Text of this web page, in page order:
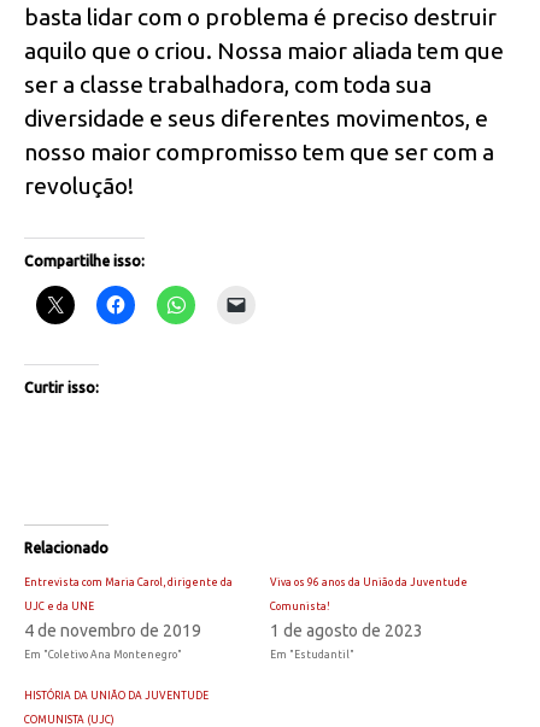
basta lidar com o problema é preciso destruir
aquilo que o criou. Nossa maior aliada tem que
ser a classe trabalhadora, com toda sua
diversidade e seus diferentes movimentos, e
nosso maior compromisso tem que ser com a
revolução!
Compartilhe isso:
Curtir isso:
Relacionado
Entrevista com Maria Carol, dirigente da
UJC e da UNE
4 de novembro de 2019
Em "Coletivo Ana Montenegro"
Viva os 96 anos da União da Juventude
Comunista!
1 de agosto de 2023
Em "Estudantil"
HISTÓRIA DA UNIÃO DA JUVENTUDE
COMUNISTA (UJC)